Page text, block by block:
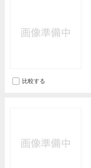
比較する